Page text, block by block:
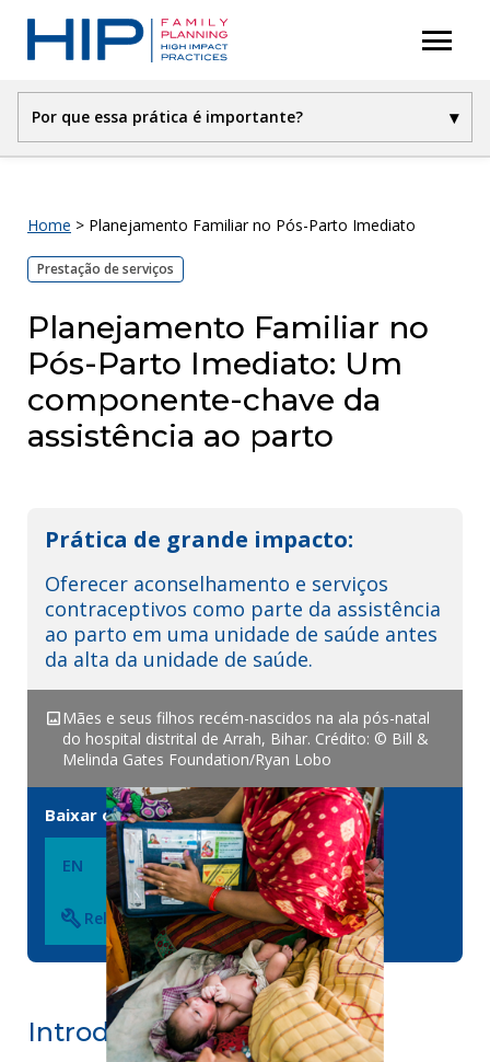
t
P
i
a
u
menu
Home > Planejamento Familiar no Pós-Parto Imediato
Prestação de serviços
Planejamento Familiar no
Pós-Parto Imediato: Um
componente-chave da
assistência ao parto
Prática de grande impacto:
Oferecer aconselhamento e serviços
contraceptivos como parte da assistência
ao parto em uma unidade de saúde antes
da alta da unidade de saúde.
image Mães e seus filhos recém-nascidos na ala pós-natal
do hospital distrital de Arrah, Bihar. Crédito: © Bill &
Melinda Gates Foundation/Ryan Lobo
Baixar o resumo
EN SP FR PT
build Related Tool
Introdução
Por que essa prática é importante? ▾
Introdução
Qual é o impacto?
Como fazer: Dicas da experiência de implementação
Medição da implementação